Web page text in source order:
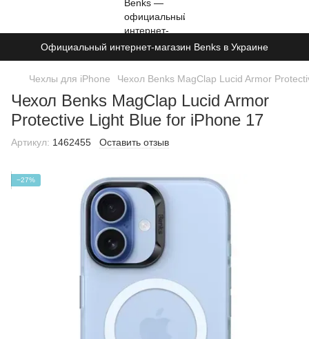
Официальный интернет-магазин Benks в Украине
Чехлы для iPhone Чехол Benks MagClap Lucid Armor
Чехол Benks MagClap Lucid Armor
Protective Light Blue for iPhone 17
Артикул: 1462455 Оставить отзыв
−27%